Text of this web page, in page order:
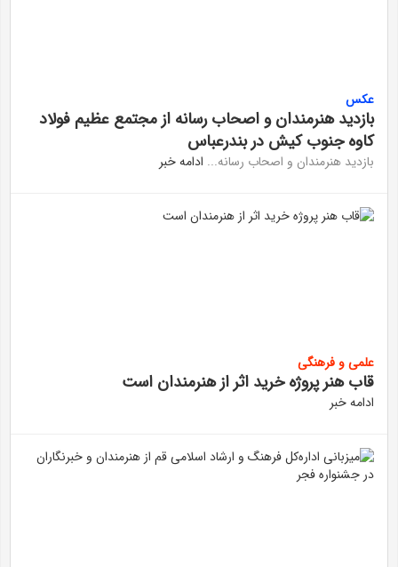
عکس
بازدید هنرمندان و اصحاب رسانه از مجتمع عظیم فولاد
کاوه جنوب کیش در بندرعباس
بازدید هنرمندان و اصحاب رسانه... ادامه خبر
علمی و فرهنگی
قاب هنر پروژه خرید اثر از هنرمندان است
ادامه خبر